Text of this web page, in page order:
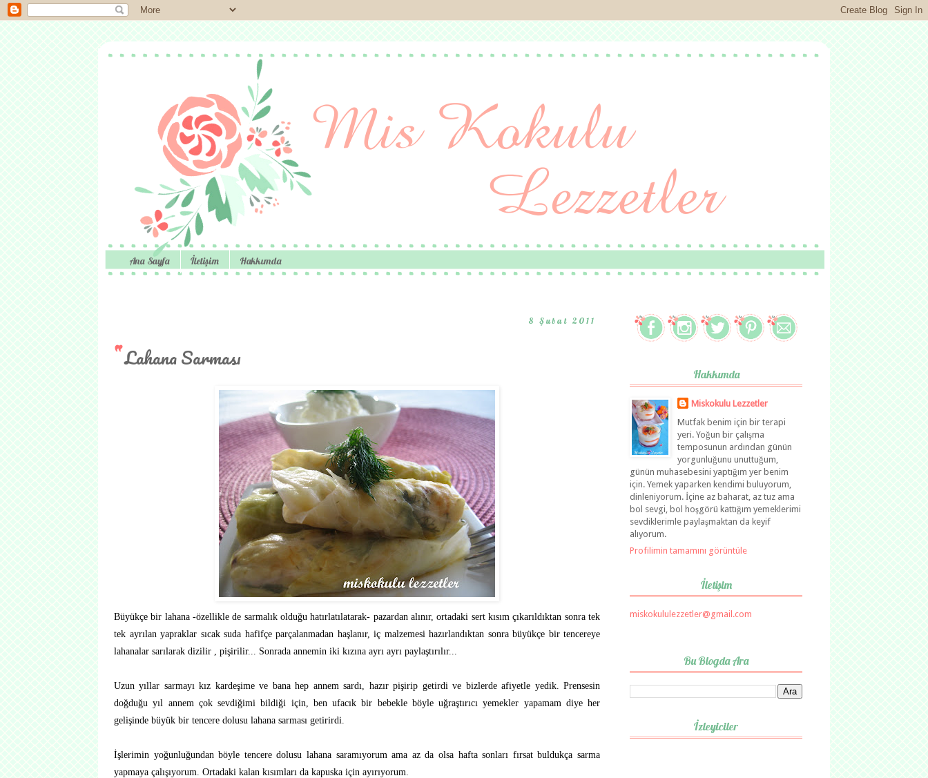
Ana Sayfa İletişim Hakkımda
8 Şubat 2011
Lahana Sarması
Büyükçe bir lahana -özellikle de sarmalık olduğu hatırlatılatarak- pazardan alınır, ortadaki sert kısım çıkarıldıktan sonra tek
tek ayrılan yapraklar sıcak suda hafifçe parçalanmadan haşlanır, iç malzemesi hazırlandıktan sonra büyükçe bir tencereye
lahanalar sarılarak dizilir , pişirilir... Sonrada annemin iki kızına ayrı ayrı paylaştırılır...
Uzun yıllar sarmayı kız kardeşime ve bana hep annem sardı, hazır pişirip getirdi ve bizlerde afiyetle yedik. Prensesin
doğduğu yıl annem çok sevdiğimi bildiği için, ben ufacık bir bebekle böyle uğraştırıcı yemekler yapamam diye her
gelişinde büyük bir tencere dolusu lahana sarması getirirdi.
İşlerimin yoğunluğundan böyle tencere dolusu lahana saramıyorum ama az da olsa hafta sonları fırsat buldukça sarma
yapmaya çalışıyorum. Ortadaki kalan kısımları da kapuska için ayırıyorum.
Hakkımda
Miskokulu Lezzetler
Mutfak benim için bir terapi
yeri. Yoğun bir çalışma
temposunun ardından günün
yorgunluğunu unuttuğum,
günün muhasebesini yaptığım yer benim
için. Yemek yaparken kendimi buluyorum,
dinleniyorum. İçine az baharat, az tuz ama
bol sevgi, bol hoşgörü kattığım yemeklerimi
sevdiklerimle paylaşmaktan da keyif
alıyorum.
Profilimin tamamını görüntüle
İletişim
miskokululezzetler@gmail.com
Bu Blogda Ara
İzleyiciler